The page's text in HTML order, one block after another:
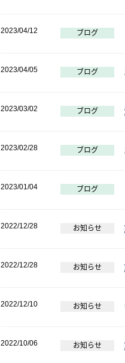
2023/04/12 ブログ
2023/04/05 ブログ
2023/03/02 ブログ
2023/02/28 ブログ
2023/01/04 ブログ
2022/12/28 お知らせ
2022/12/28 お知らせ
2022/12/10 お知らせ
2022/10/06 お知らせ